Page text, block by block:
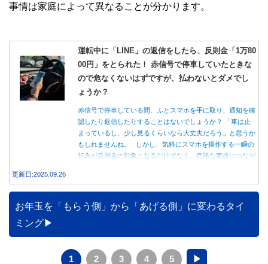
事情は家庭によって異なることが分かります。
運転中に「LINE」の返信をしたら、反則金「1万80
00円」をとられた！ 赤信号で停車していたときな
ので危なくないはずですが、払わないとダメでし
ょうか？
赤信号で停車している間、ふとスマホを手に取り、通知を確
認したり返信したりすることはないでしょうか？ 「車は止
まっているし、少し見るくらいなら大丈夫だろう」と思うか
もしれませんね。 しかし、気軽にスマホを操作する一瞬の
行為が反則金の対象となるだけでなく、危険な事故につなが
更新日:2025.09.26
お年玉を「もらう側」から「あげる側」に変わるタイ
ミング
1 2 3 4 5 ▶